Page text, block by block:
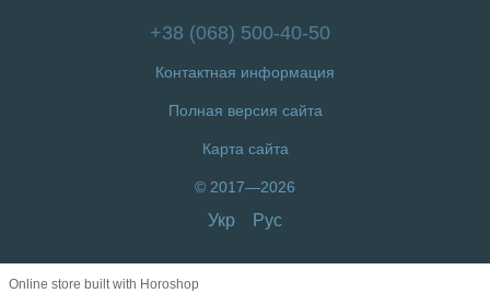
+38 (068) 500-40-50
Контактная информация
Полная версия сайта
Карта сайта
© 2017—2026
Укр Рус
Online store built with Horoshop